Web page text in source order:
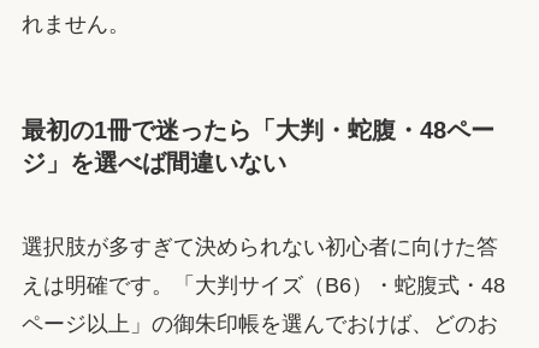
れません。
最初の1冊で迷ったら「大判・蛇腹・48ペー
ジ」を選べば間違いない
選択肢が多すぎて決められない初心者に向けた答
えは明確です。「大判サイズ（B6）・蛇腹式・48
ページ以上」の御朱印帳を選んでおけば、どのお